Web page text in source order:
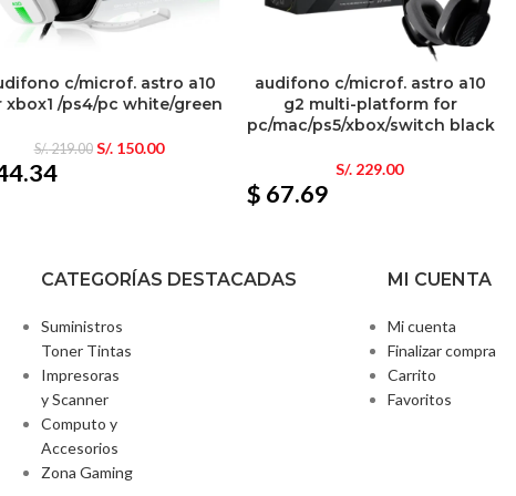
c/microf. astro a10
xbox1 /ps4/pc white/green
S/.219.00 S/.150.00
audifono c/microf. astro a10
g2 multi-platform for
pc/mac/ps5/xbox/switch black
S/.229.00
$ 67.69
CATEGORÍAS DESTACADAS
Suministros
Toner Tintas
Impresoras
y Scanner
Computo y
Accesorios
Zona Gaming
MI CUENTA
Mi cuenta
Finalizar compra
Carrito
Favoritos